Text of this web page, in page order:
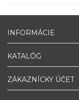
INFORMÁCIE
KATALÓG
ZÁKAZNÍCKY ÚČET